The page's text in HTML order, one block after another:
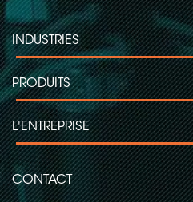
CONTACT
INDUSTRIES
PRODUITS
L'ENTREPRISE